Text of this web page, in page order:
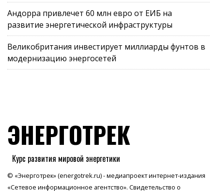
Андорра привлечет 60 млн евро от ЕИБ на
развитие энергетической инфраструктуры
Великобритания инвестирует миллиарды фунтов в
модернизацию энергосетей
ЭНЕРГОТРЕК
Курс развития мировой энергетики
© «Энерготрек» (energotrek.ru) - медиапроект интернет-издания
«Сетевое информационное агентство». Свидетельство о